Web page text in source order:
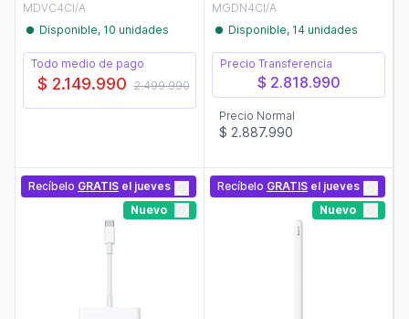
MDVC4CI/A
Disponible, 10 unidades
Todo medio de pago
$ 2.149.990 2.499.990
MGDN4CI/A
Disponible, 14 unidades
Precio Transferencia
$ 2.818.990
Precio Normal
$ 2.887.990
Recíbelo GRATIS el jueves
Nuevo
Recíbelo GRATIS el jueves
Nuevo